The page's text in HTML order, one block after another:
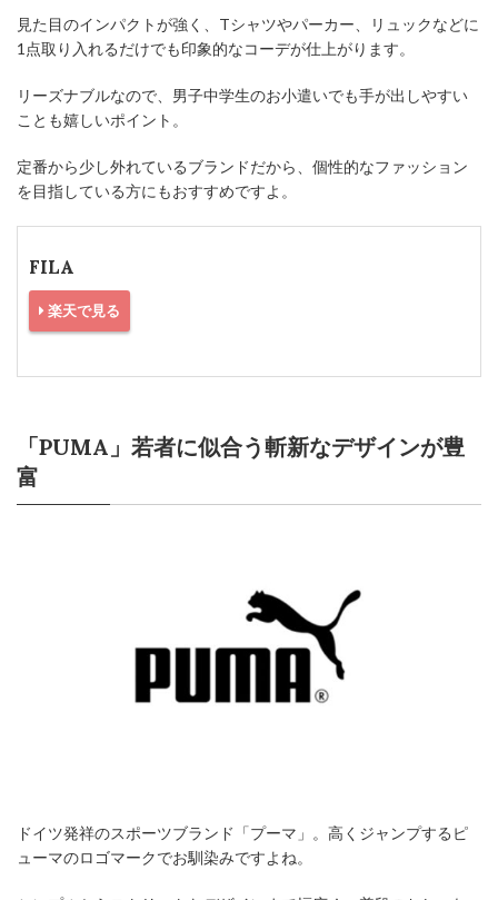
見た目のインパクトが強く、Tシャツやパーカー、リュックなどに
1点取り入れるだけでも印象的なコーデが仕上がります。
リーズナブルなので、男子中学生のお小遣いでも手が出しやすい
ことも嬉しいポイント。
定番から少し外れているブランドだから、個性的なファッション
を目指している方にもおすすめですよ。
FILA
楽天で見る
「PUMA」若者に似合う斬新なデザインが豊
富
ドイツ発祥のスポーツブランド「プーマ」。高くジャンプするピ
ューマのロゴマークでお馴染みですよね。